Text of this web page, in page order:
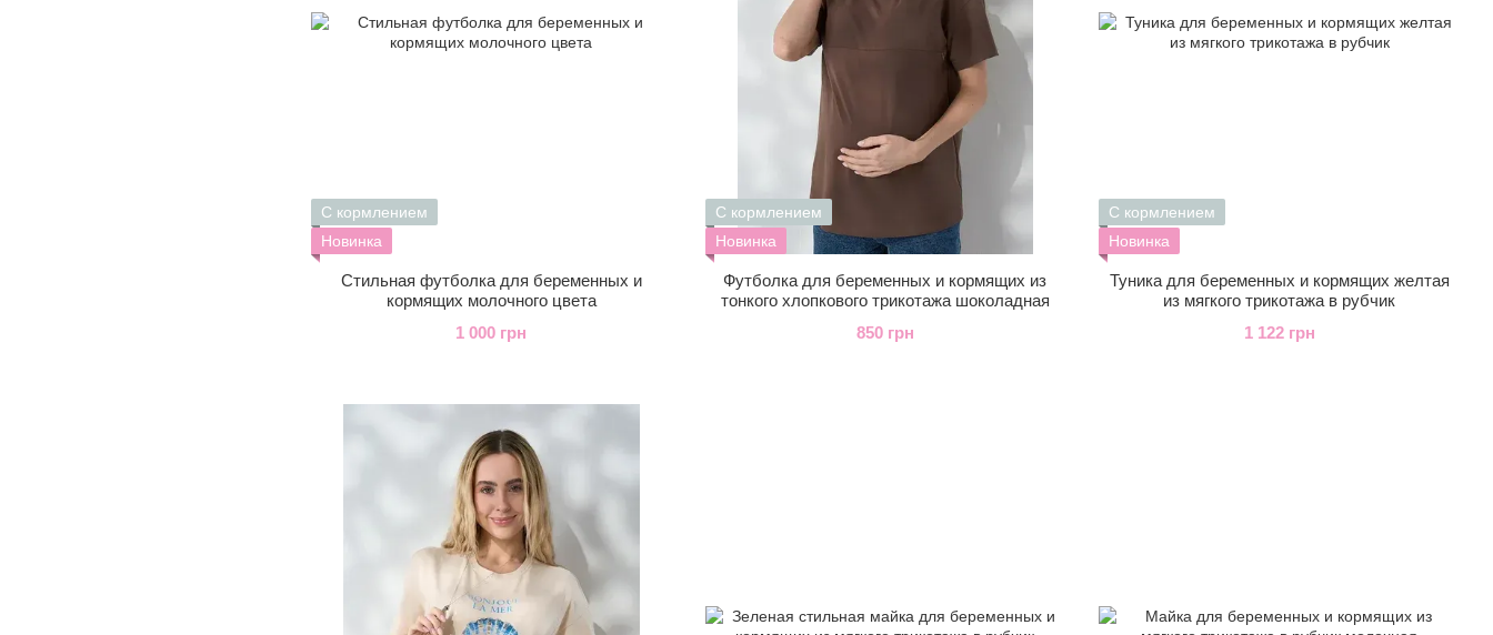
С кормлением
Новинка
Стильная футболка для беременных и
кормящих молочного цвета
1 000 грн
С кормлением
Новинка
Футболка для беременных и кормящих из
тонкого хлопкового трикотажа шоколадная
850 грн
С кормлением
Новинка
Туника для беременных и кормящих желтая
из мягкого трикотажа в рубчик
1 122 грн